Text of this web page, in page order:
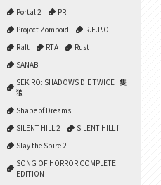
Portal 2
PR
Project Zomboid
R.E.P.O.
Raft
RTA
Rust
SANABI
SEKIRO: SHADOWS DIE TWICE | 隻
狼
Shape of Dreams
SILENT HILL 2
SILENT HILL f
Slay the Spire 2
SONG OF HORROR COMPLETE
EDITION